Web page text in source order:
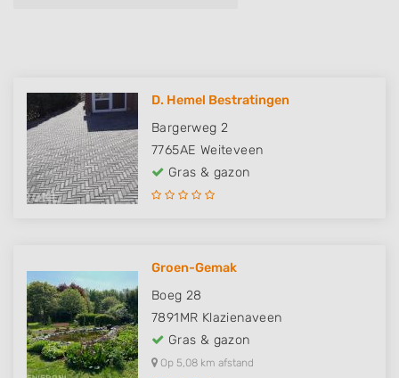
D. Hemel Bestratingen
Bargerweg 2
7765AE Weiteveen
Gras & gazon
Groen-Gemak
Boeg 28
7891MR Klazienaveen
Gras & gazon
Op 5,08 km afstand